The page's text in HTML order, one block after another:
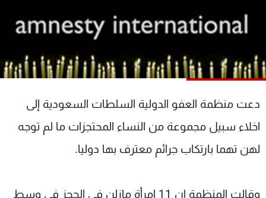
دعت منظمة العفو الدولية السلطات السعودية إلى
اخلاء سبيل مجموعة من النساء المحتجزات ما لم توجه
لهن تهما بارتكاب جرائم معترف بها دوليا.
وقالت المنظمة ان 11 إمرأة مازلن في الحجز في وسط
البرامج
جدول البرامج
الترددات
الإنـتـاج
تواصل معنا